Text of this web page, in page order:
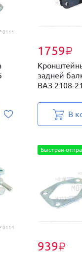
0111
1759₽
задней
ВАЗ 2108-
В
0114
939₽
Быстрая